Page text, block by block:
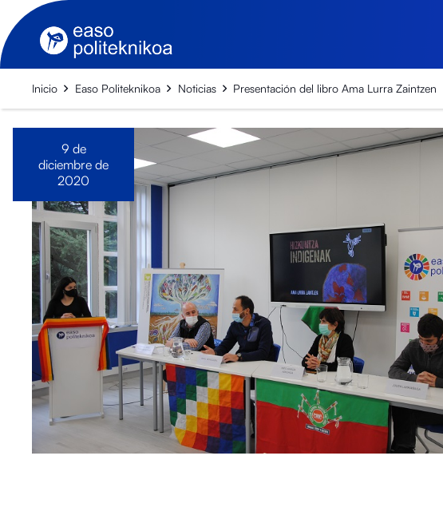
Inicio Easo Politeknikoa Noticias Presentación del libro Ama Lurra Zaintzen
9 de
diciembre de
2020